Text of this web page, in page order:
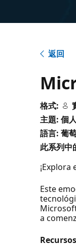
返回
格式:
主題: 個
語言: 葡
此系列中
Este
a